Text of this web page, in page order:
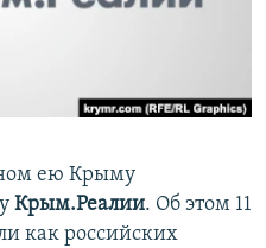
ею Крыму
Крым.Реалии. Об этом 11
как российских